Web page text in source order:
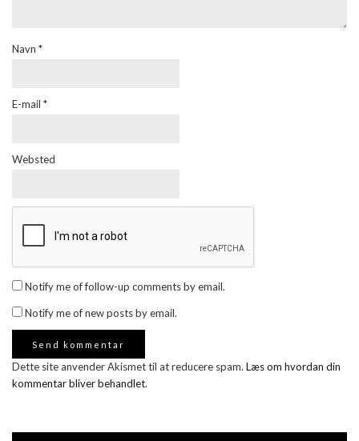
Navn *
E-mail *
Websted
Notify me of follow-up comments by email.
Notify me of new posts by email.
Dette site anvender Akismet til at reducere spam. Læs om hvordan din
kommentar bliver behandlet.